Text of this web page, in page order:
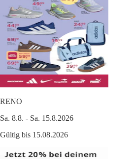
RENO
Sa. 8.8. - Sa. 15.8.2026
Gültig bis 15.08.2026